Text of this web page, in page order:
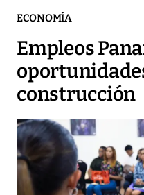
ECONOMÍA
Empleos
construcción